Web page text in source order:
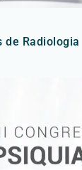
de Radiologia